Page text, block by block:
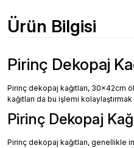
Ürün Bilgisi
Pirinç Dekopaj
Pirinç dekopaj kağıtları, 30x42cm
kağıtları da bu işlemi
Pirinç Dekopaj
Pirinç dekopaj kağıtları, genellikle